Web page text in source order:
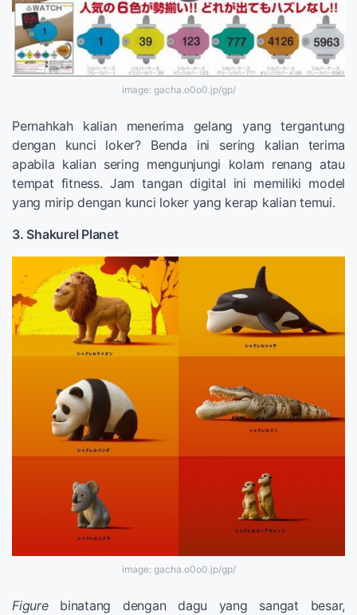
image: gacha.o0o0.jp/gp/
Pernahkah kalian menerima gelang yang tergantung
dengan kunci loker? Benda ini sering kalian terima
apabila kalian sering mengunjungi kolam renang atau
tempat fitness. Jam tangan digital ini memiliki model
yang mirip dengan kunci loker yang kerap kalian temui.
3. Shakurel Planet
image: gacha.o0o0.jp/gp/
Figurebinatang dengan dagu yang sangat besar,